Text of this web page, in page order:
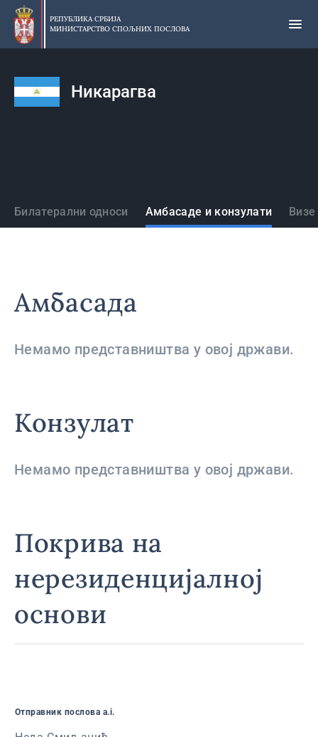
Прескочи
главни
део
РЕПУБЛИКА СРБИЈА
МИНИСТАРСТВО СПОЉНИХ ПОСЛОВА
Никарагва
Државе
Билатерални односи Амбасаде и конзулати
Амбасада
Немамо представништва у овој држави.
Конзулат
Немамо представништва у овој држави.
Покрива на
нерезиденцијалној
основи
Oтправник послова a.i.